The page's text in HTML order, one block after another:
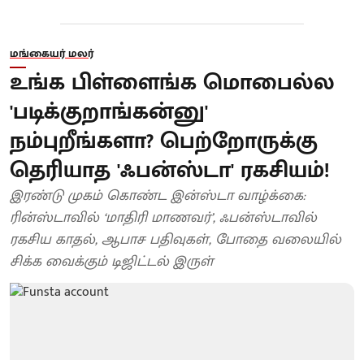
மங்கையர் மலர்
உங்க பிள்ளைங்க மொபைல்ல
'படிக்குறாங்கன்னு'
நம்புறீங்களா? பெற்றோருக்கு
தெரியாத 'ஃபன்ஸ்டா' ரகசியம்!
இரண்டு முகம் கொண்ட இன்ஸ்டா வாழ்க்கை:
ரின்ஸ்டாவில் ‘மாதிரி மாணவர்’, ஃபன்ஸ்டாவில்
ரகசிய காதல், ஆபாச பதிவுகள், போதை வலையில்
சிக்க வைக்கும் டிஜிட்டல் இருள்